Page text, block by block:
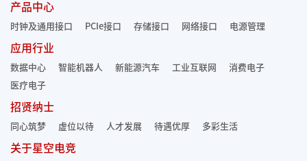
产品中心
时钟及通用接口 PCIe接口 存储接口 网络接口 电源管理
应用行业
数据中心 智能机器人 新能源汽车 工业互联网
消费电子
医疗电子
招贤纳士
同心筑梦 虚位以待 人才发展 待遇优厚 多彩生活
关于星空电竞